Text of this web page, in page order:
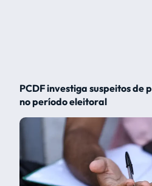
PCDF investiga suspeitos de
no período eleitoral